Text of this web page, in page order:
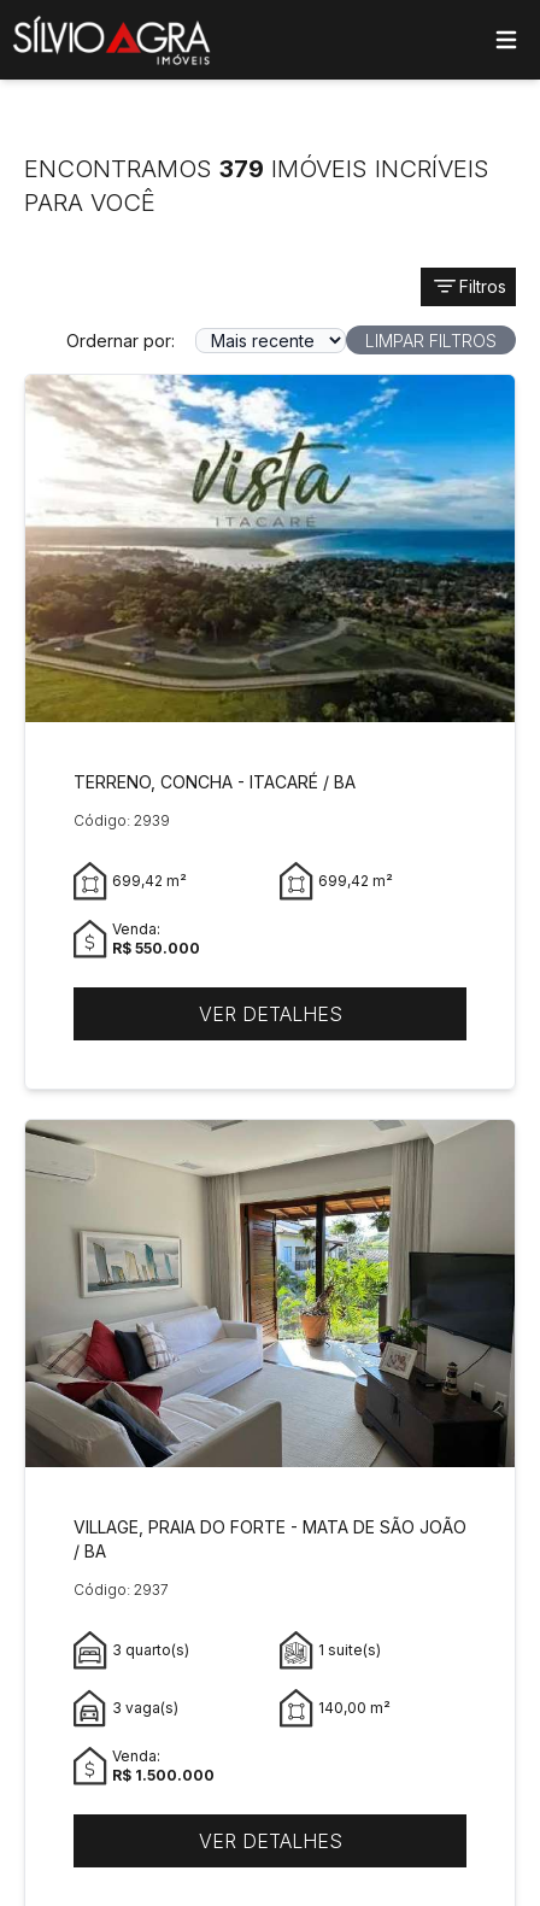
main menu
ENCONTRAMOS 379 IMÓVEIS INCRÍVEIS
PARA VOCÊ
Filtros
Ordernar por: LIMPAR FILTROS
TERRENO, CONCHA - ITACARÉ / BA
Código: 2939
699,42 m² 699,42 m²
Venda:
R$ 550.000
VER DETALHES
VILLAGE, PRAIA DO FORTE - MATA DE SÃO JOÃO
/ BA
Código: 2937
3 quarto(s) 1 suite(s)
3 vaga(s) 140,00 m²
Venda:
R$ 1.500.000
VER DETALHES